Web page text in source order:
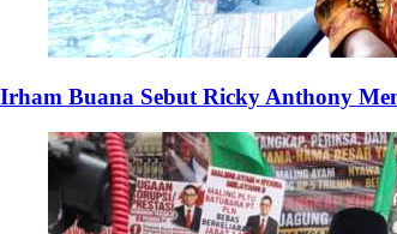
Irham Buana Sebut Ricky Anthony